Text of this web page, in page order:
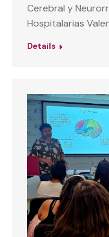
Cerebral y
Hospitalarias
Details